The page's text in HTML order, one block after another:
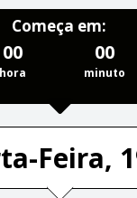
Começa em:
00
hora
00
minuto
Feira,